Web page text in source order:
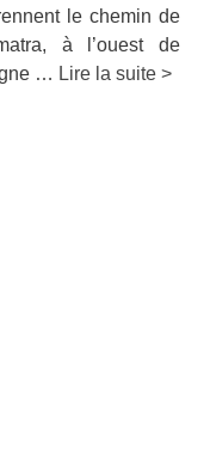
le chemin de
à l’ouest de
… Lire la suite >